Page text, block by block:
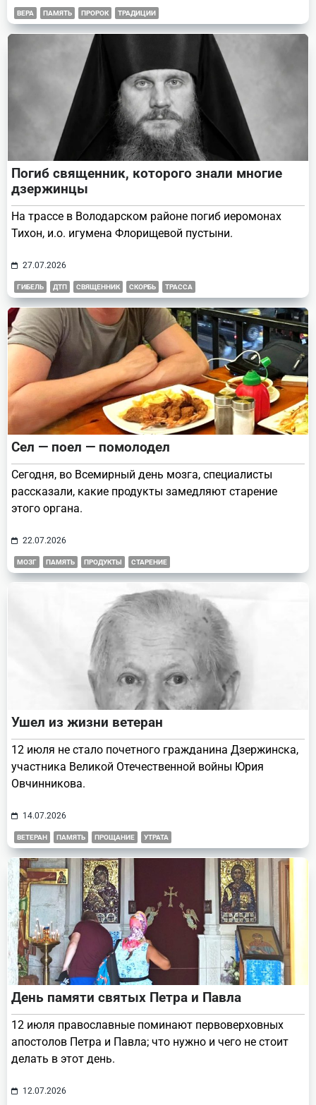
ВЕРА ПАМЯТЬ ПРОРОК ТРАДИЦИИ
Погиб священник, которого знали многие
дзержинцы
На трассе в Володарском районе погиб иеромонах
Тихон, и.о. игумена Флорищевой пустыни.
27.07.2026
ГИБЕЛЬ ДТП СВЯЩЕННИК СКОРБЬ ТРАССА
Сел — поел — помолодел
Сегодня, во Всемирный день мозга, специалисты
рассказали, какие продукты замедляют старение
этого органа.
22.07.2026
МОЗГ ПАМЯТЬ ПРОДУКТЫ СТАРЕНИЕ
Ушел из жизни ветеран
12 июля не стало почетного гражданина Дзержинска,
участника Великой Отечественной войны Юрия
Овчинникова.
14.07.2026
ВЕТЕРАН ПАМЯТЬ ПРОЩАНИЕ УТРАТА
День памяти святых Петра и Павла
12 июля православные поминают первоверховных
апостолов Петра и Павла; что нужно и чего не стоит
делать в этот день.
12.07.2026